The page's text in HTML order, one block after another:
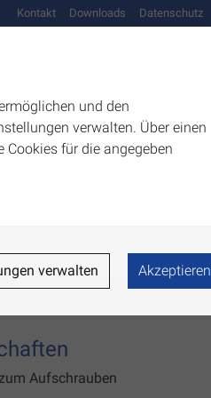
Kontakt Downloads Datenschutz
Aufschrauben
und den
verwalten. Über einen
Cookies für die angegeben
verwalten Akzeptieren